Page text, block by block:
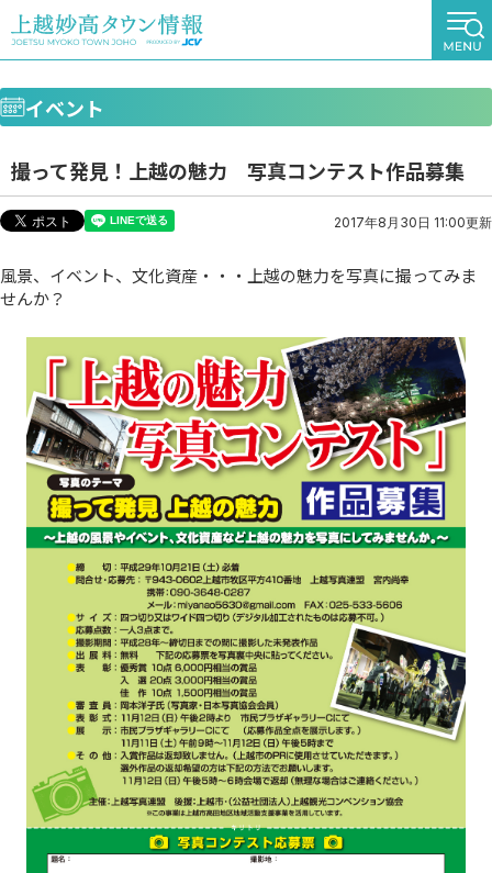
イベント
撮って発見！上越の魅力 写真コンテスト作品募集
2017年8月30日 11:00更新
風景、イベント、文化資産・・・上越の魅力を写真に撮ってみま
せんか？